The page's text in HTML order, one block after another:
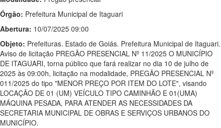
Órgão: Prefeitura Municipal de Itaguari
Abertura: 10/07/2025 09:00
Objeto: Prefeituras. Estado de Goiás. Prefeitura Municipal de Itaguari.
Aviso de licitação PREGÃO PRESENCIAL Nº 11/2025 O MUNICÍPIO
DE ITAGUARI, torna público que fará realizar no dia 10 de julho de
2025 às 09:00h, licitação na modalidade, PREGÃO PRESENCIAL Nº
011/2025 do tipo "MENOR PREÇO POR ITEM DO LOTE", visando
LOCAÇÃO DE 01 (UM) VEÍCULO TIPO CAMINHÃO E 01(UMA)
MÁQUINA PESADA, PARA ATENDER AS NECESSIDADES DA
SECRETARIA MUNICIPAL DE OBRAS E SERVIÇOS URBANOS DO
MUNICÍPIO.